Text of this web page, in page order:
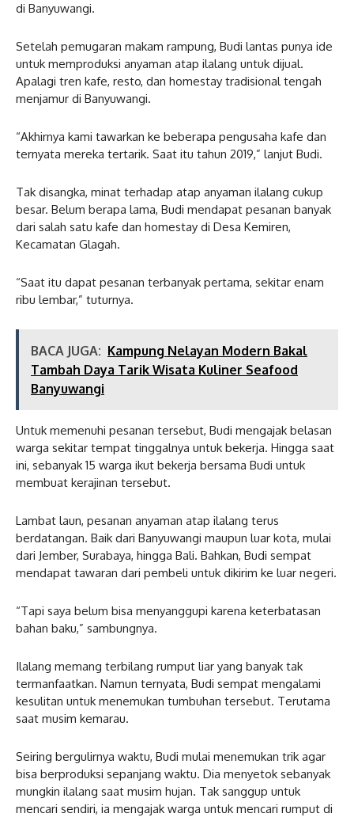
di Banyuwangi.
Setelah pemugaran makam rampung, Budi lantas punya ide
untuk memproduksi anyaman atap ilalang untuk dijual.
Apalagi tren kafe, resto, dan homestay tradisional tengah
menjamur di Banyuwangi.
“Akhirnya kami tawarkan ke beberapa pengusaha kafe dan
ternyata mereka tertarik. Saat itu tahun 2019,” lanjut Budi.
Tak disangka, minat terhadap atap anyaman ilalang cukup
besar. Belum berapa lama, Budi mendapat pesanan banyak
dari salah satu kafe dan homestay di Desa Kemiren,
Kecamatan Glagah.
“Saat itu dapat pesanan terbanyak pertama, sekitar enam
ribu lembar,” tuturnya.
BACA JUGA: Kampung Nelayan Modern Bakal
Tambah Daya Tarik Wisata Kuliner Seafood
Banyuwangi
Untuk memenuhi pesanan tersebut, Budi mengajak belasan
warga sekitar tempat tinggalnya untuk bekerja. Hingga saat
ini, sebanyak 15 warga ikut bekerja bersama Budi untuk
membuat kerajinan tersebut.
Lambat laun, pesanan anyaman atap ilalang terus
berdatangan. Baik dari Banyuwangi maupun luar kota, mulai
dari Jember, Surabaya, hingga Bali. Bahkan, Budi sempat
mendapat tawaran dari pembeli untuk dikirim ke luar negeri.
“Tapi saya belum bisa menyanggupi karena keterbatasan
bahan baku,” sambungnya.
Ilalang memang terbilang rumput liar yang banyak tak
termanfaatkan. Namun ternyata, Budi sempat mengalami
kesulitan untuk menemukan tumbuhan tersebut. Terutama
saat musim kemarau.
Seiring bergulirnya waktu, Budi mulai menemukan trik agar
bisa berproduksi sepanjang waktu. Dia menyetok sebanyak
mungkin ilalang saat musim hujan. Tak sanggup untuk
mencari sendiri, ia mengajak warga untuk mencari rumput di